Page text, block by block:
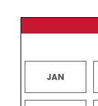
JAN